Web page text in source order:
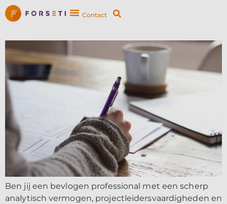
Contact
Ben jij een bevlogen professional met een scherp
analytisch vermogen, projectleidersvaardigheden en